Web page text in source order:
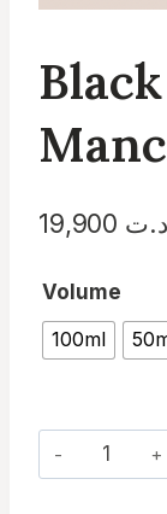
د.ت
Volume
100ml
quantité
de